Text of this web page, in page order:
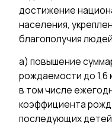
достижение
населения,
благополучия
а) повышение
рождаемости до 1,6
в том числе
коэффициента
последующих